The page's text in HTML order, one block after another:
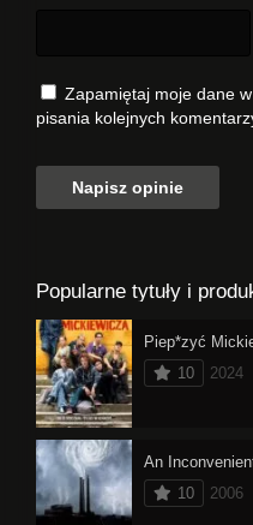
Zapamiętaj moje dane
pisania kolejnych
Popularne tytuły i
10
2024
10
2006